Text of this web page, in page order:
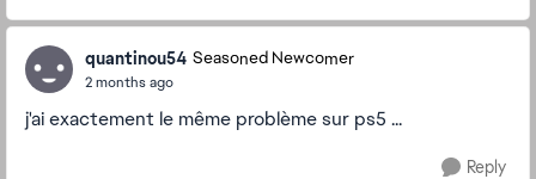
quantinou54 Seasoned Newcomer
2 months ago
j'ai exactement le même problème sur ps5 ...
Reply